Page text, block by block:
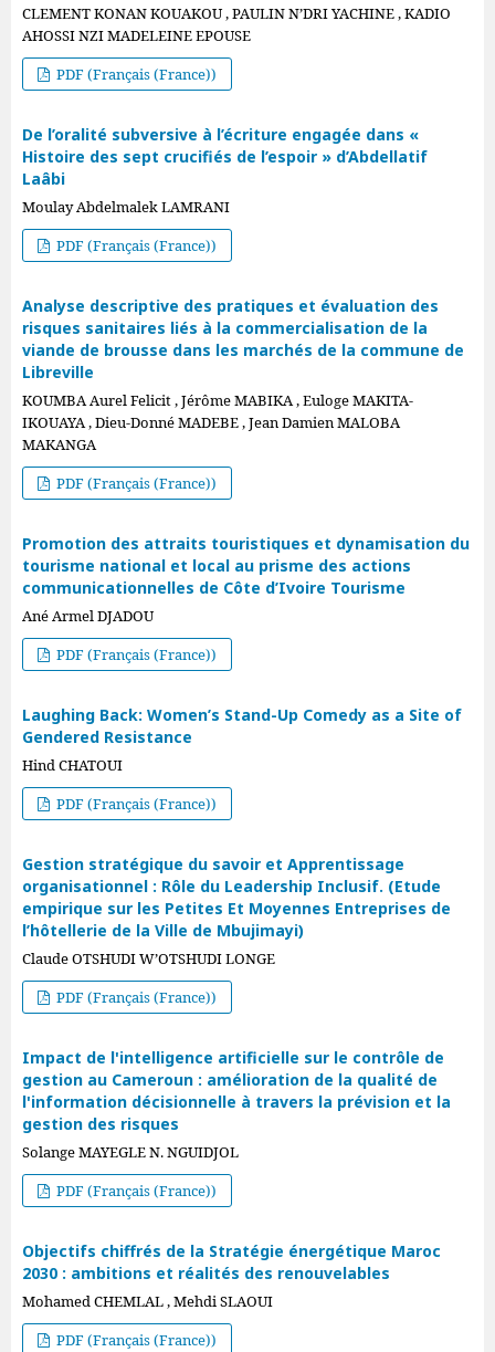
CLEMENT KONAN KOUAKOU , PAULIN N’DRI YACHINE , KADIO
AHOSSI NZI MADELEINE EPOUSE
PDF (Français (France))
De l’oralité subversive à l’écriture engagée dans «
Histoire des sept crucifiés de l’espoir » d’Abdellatif
Laâbi
Moulay Abdelmalek LAMRANI
PDF (Français (France))
Analyse descriptive des pratiques et évaluation des
risques sanitaires liés à la commercialisation de la
viande de brousse dans les marchés de la commune de
Libreville
KOUMBA Aurel Felicit , Jérôme MABIKA , Euloge MAKITA-
IKOUAYA , Dieu-Donné MADEBE , Jean Damien MALOBA
MAKANGA
PDF (Français (France))
Promotion des attraits touristiques et dynamisation du
tourisme national et local au prisme des actions
communicationnelles de Côte d’Ivoire Tourisme
Ané Armel DJADOU
PDF (Français (France))
Laughing Back: Women’s Stand-Up Comedy as a Site of
Gendered Resistance
Hind CHATOUI
PDF (Français (France))
Gestion stratégique du savoir et Apprentissage
organisationnel : Rôle du Leadership Inclusif. (Etude
empirique sur les Petites Et Moyennes Entreprises de
l’hôtellerie de la Ville de Mbujimayi)
Claude OTSHUDI W’OTSHUDI LONGE
PDF (Français (France))
Impact de l'intelligence artificielle sur le contrôle de
gestion au Cameroun : amélioration de la qualité de
l'information décisionnelle à travers la prévision et la
gestion des risques
Solange MAYEGLE N. NGUIDJOL
PDF (Français (France))
Objectifs chiffrés de la Stratégie énergétique Maroc
2030 : ambitions et réalités des renouvelables
Mohamed CHEMLAL , Mehdi SLAOUI
PDF (Français (France))